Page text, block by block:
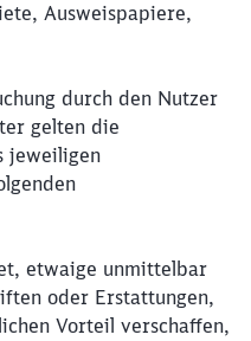
Ausweispapiere,
durch den Nutzer
gelten die
jeweiligen
etwaige unmittelbar
oder Erstattungen,
Vorteil verschaffen,